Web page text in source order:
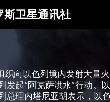
斯卫星通讯社
织向以色列境内发射大量
发起“阿克萨洪水”行动。
总理内塔尼亚胡表示，以